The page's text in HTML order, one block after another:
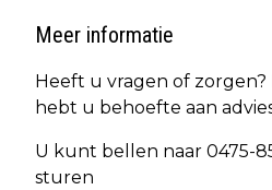
Meer informatie
Heeft u vragen of
hebt u behoefte aan
U kunt bellen naar 0475-
sturen